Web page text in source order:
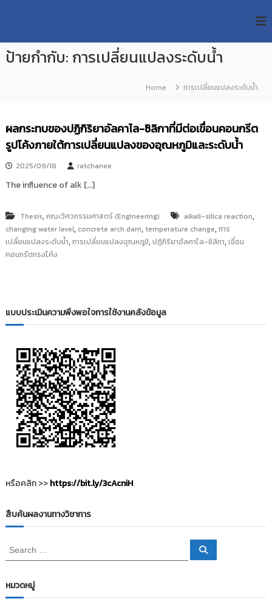
p
U
T
e
a
r
c
R
e
p
o
o
r
ค
ลั
ง
ข้
อ
มู
า
วิ
จั
ย
วิ
ท
ท
ค
โ
ล
า
ช
ม
ง
ค
รี
ป้ายกำกับ: การเปลี่ยนแปลงระดับน้ำ
Home การเปลี่ยนแปลงระดับน้ำ
ผลกระทบของปฏิกิริยาอัลคาไล-ซิลิกาที่มีต่อเขื่อนคอนกรีต
รูปโค้งภายใต้การเปลี่ยนแปลงของอุณหภูมิและระดับน้ำ
2025/09/18 ratchanee
The influence of alk […]
Thesis,คณะวิศวกรรมศาสตร์ (Engineering) alkali-silica reaction,
changing water level, concrete arch dam,temperature change,การ
เปลี่ยนแปลงระดับน้ำ,การเปลี่ยนแปลงอุณหภูมิ,ปฏิกิริยาอัลคาไล-ซิลิกา,เขื่อน
คอนกรีตทรงโค้ง
แบบประเมินความพึงพอใจการใช้งานคลังข้อมูล
หรือคลิก >>https://bit.ly/3cAcniH
สืบค้นผลงานทางวิชาการ
e
r
c
S
หมวดหมู่